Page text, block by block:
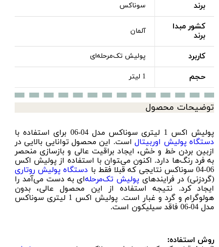
برند سوناکس
کشور مبدا
برند
آلمان
کاربرد پولیش تک‌مرحله‌ای
حجم 1 لیتر
توضیحات محصول
پولیش اکس 1 لیتری سوناکس مدل 04-06 برای استفاده با
دستگاه پولیش اوربیتالاست. این محصول توانایی بالایی در
ازبین بردن خط و خش، ایجاد براقیت عالی و بازسازی منحصر
به فرد رنگ‌ها دارد. اکنون می‌‍توان با استفاده از پولیش اکس
06-04 سوناکس نتایجی که قبلا فقط با
دستگاه پولیش روتاری
(گردزنی) در فرایندهای پولیش تک‌مرحله‌ای به دست می‌آمد را
ایجاد کرد. نتیجه استفاده از این محصول عالی، بدون
هولوگرام و گرد و غبار است. پولیش اکس 1 لیتری سوناکس
مدل 04-06 فاقد سیلیکون است.
روش استفاده: